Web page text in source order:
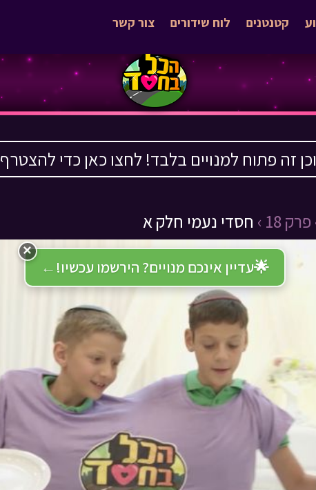
צור קשר לוח שידורים קטנטנים
זה פתוח למנויים בלבד! לחצו כאן כדי להצטרף
פרק 18 › חסדי נעמי חלק א
🌟עדיין אינכם מנויים? הירשמו עכשיו! ←
×